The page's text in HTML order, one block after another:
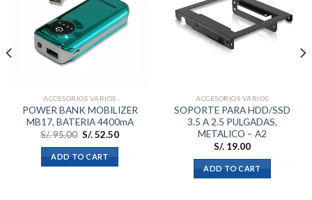
Añadir
a la
lista de
deseos
ACCESORIOS VARIOS
POWER BANK MOBILIZER
MB17, BATERIA 4400mA
S/.95.00 S/.52.50
ADD TO CART
Añadir
a la
lista de
deseos
ACCESORIOS VARIOS
SOPORTE PARA HDD/SSD
3.5 A 2.5 PULGADAS,
METALICO – A2
S/. 19.00
ADD TO CART